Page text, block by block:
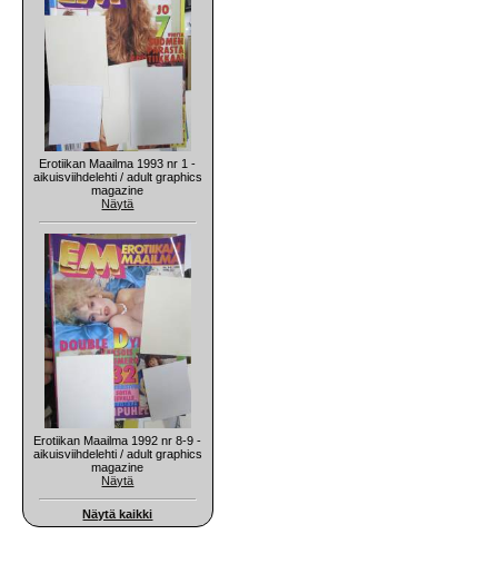
Erotiikan Maailma 1993 nr 1 -
aikuisviihdelehti / adult graphics
magazine
Näytä
Erotiikan Maailma 1992 nr 8-9 -
aikuisviihdelehti / adult graphics
magazine
Näytä
Näytä kaikki